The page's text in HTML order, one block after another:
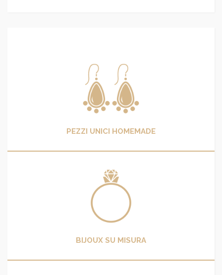
PEZZI UNICI HOMEMADE
BIJOUX SU MISURA